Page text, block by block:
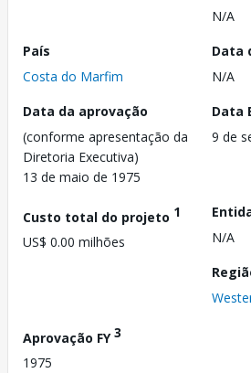
N/A
País
Costa do Marfim
Data
N/A
Data da aprovação
(conforme apresentação da
Diretoria Executiva)
13 de maio de 1975
Data
9 de
Custo total do projeto 1
US$ 0.00 milhões
N/A
Aprovação FY3
1975